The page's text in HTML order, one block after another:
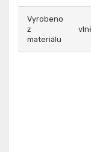
Vyrobeno
z
materiálu